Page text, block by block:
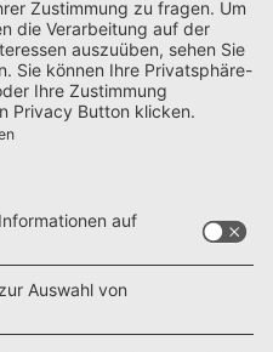
im großen
jüngster Sprössling
&
bieten maximale
...